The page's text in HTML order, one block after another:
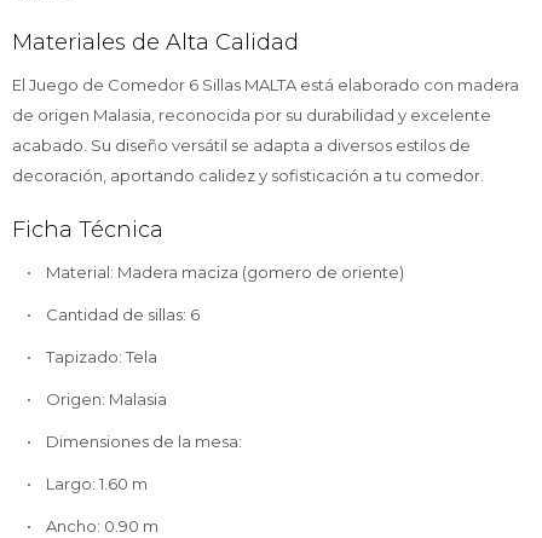
Materiales de Alta Calidad
El Juego de Comedor 6 Sillas MALTA está elaborado con madera
de origen Malasia, reconocida por su durabilidad y excelente
acabado. Su diseño versátil se adapta a diversos estilos de
decoración, aportando calidez y sofisticación a tu comedor.
Ficha Técnica
• Material: Madera maciza (gomero de oriente)
• Cantidad de sillas: 6
• Tapizado: Tela
• Origen: Malasia
• Dimensiones de la mesa:
• Largo: 1.60 m
• Ancho: 0.90 m